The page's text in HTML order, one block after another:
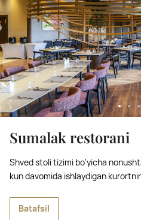
Sumalak restorani
Shved stoli tizimi bo‘yicha
kun davomida ishlaydigan
Batafsil